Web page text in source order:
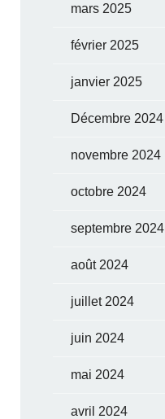
mars 2025
février 2025
janvier 2025
Décembre 2024
novembre 2024
octobre 2024
septembre 2024
août 2024
juillet 2024
juin 2024
mai 2024
avril 2024